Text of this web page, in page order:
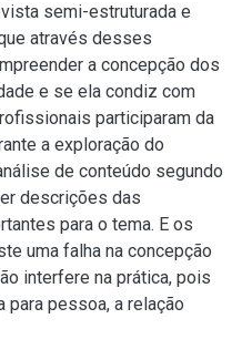
semi-estruturada e
através desses
a concepção dos
e se ela condiz com
participaram da
a exploração do
de conteúdo segundo
descrições das
para o tema. E os
uma falha na concepção
interfere na prática, pois
para pessoa, a relação